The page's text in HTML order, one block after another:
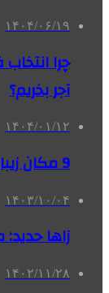
۱۴۰۴/۰۶/۱۹
چرا
آجر بخریم؟
۱۴۰۴/۰۱/۱۲
9 مکان زیبای توریستی بلژیک
۱۴۰۳/۱۰/۰۴
زاها
۱۴۰۲/۱۱/۲۸